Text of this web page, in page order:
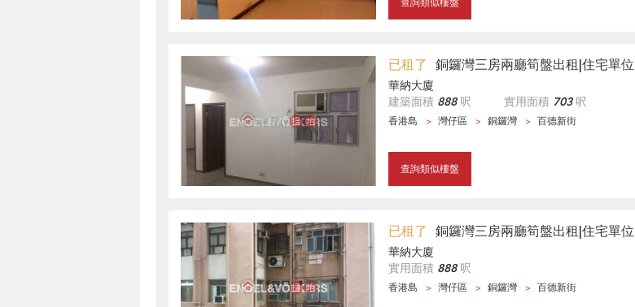
已租了 銅鑼灣三房兩廳筍盤出租|住宅單位
華納大廈
建築面積 888呎 實用面積 703呎
香港島 灣仔區 銅鑼灣 百德新街
查詢類似樓盤
已租了 銅鑼灣三房兩廳筍盤出租|住宅單位
華納大廈
實用面積 888呎
香港島 灣仔區 銅鑼灣 百德新街